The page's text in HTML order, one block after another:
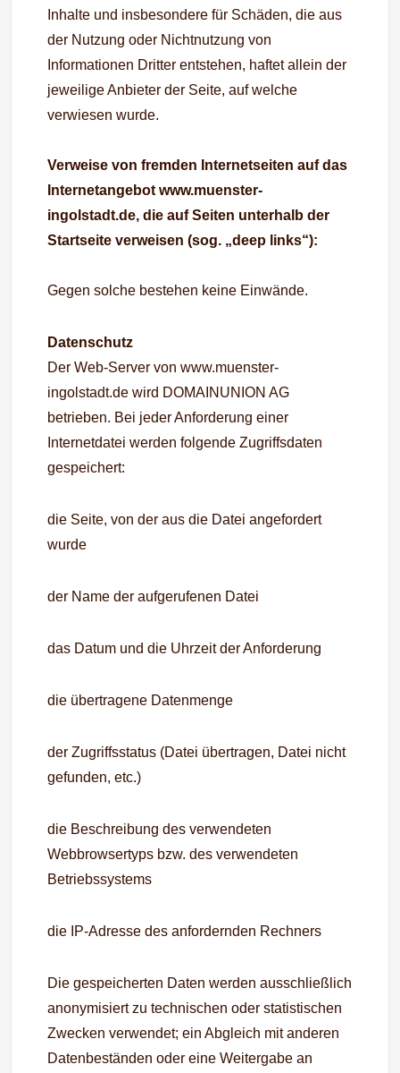
Inhalte und insbesondere für Schäden, die aus
der Nutzung oder Nichtnutzung von
Informationen Dritter entstehen, haftet allein der
jeweilige Anbieter der Seite, auf welche
verwiesen wurde.
Verweise von fremden Internetseiten auf das
Internetangebot www.muenster-
ingolstadt.de, die auf Seiten unterhalb der
Startseite verweisen (sog. „deep links“):
Gegen solche bestehen keine Einwände.
Datenschutz
Der Web-Server von www.muenster-
ingolstadt.de wird DOMAINUNION AG
betrieben. Bei jeder Anforderung einer
Internetdatei werden folgende Zugriffsdaten
gespeichert:
die Seite, von der aus die Datei angefordert
wurde
der Name der aufgerufenen Datei
das Datum und die Uhrzeit der Anforderung
die übertragene Datenmenge
der Zugriffsstatus (Datei übertragen, Datei nicht
gefunden, etc.)
die Beschreibung des verwendeten
Webbrowsertyps bzw. des verwendeten
Betriebssystems
die IP-Adresse des anfordernden Rechners
Die gespeicherten Daten werden ausschließlich
anonymisiert zu technischen oder statistischen
Zwecken verwendet; ein Abgleich mit anderen
Datenbeständen oder eine Weitergabe an